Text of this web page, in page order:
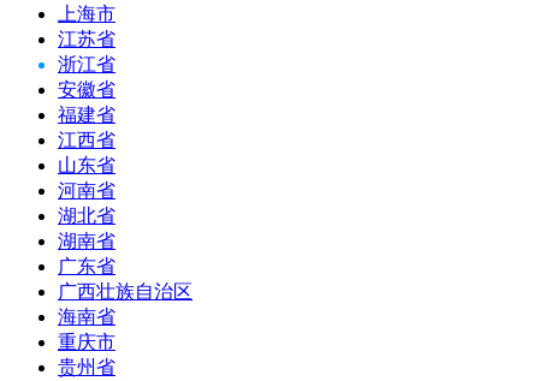
上海市
江苏省
浙江省
安徽省
福建省
江西省
山东省
河南省
湖北省
湖南省
广东省
广西壮族自治区
海南省
重庆市
贵州省